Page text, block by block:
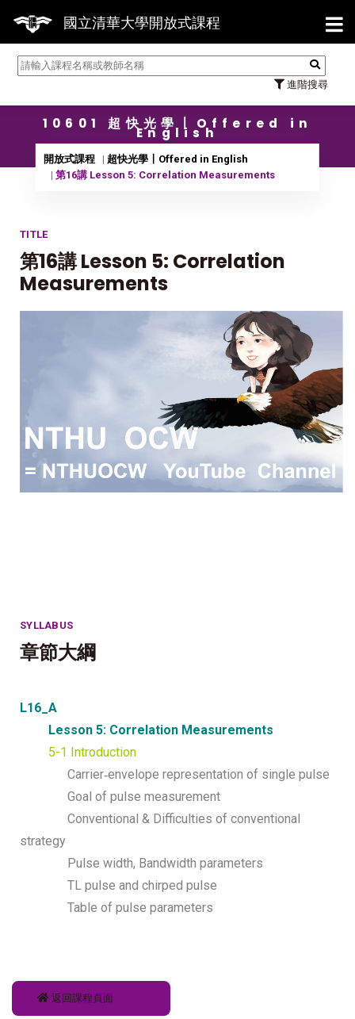
國立清華大學開放式課程
進階搜尋
【
10601 超快光學〡Offered in
English
開放式課程
超快光學〡Offered in English
第16講 Lesson 5: Correlation Measurements
TITLE
第16講 Lesson 5: Correlation
Measurements
SYLLABUS
章節大綱
L16_A
Lesson 5: Correlation Measurements
5-1 Introduction
Carrier‐envelope representation of single pulse
Goal of pulse measurement
Conventional & Difficulties of conventional
strategy
Pulse width, Bandwidth parameters
TL pulse and chirped pulse
Table of pulse parameters
返回課程頁面